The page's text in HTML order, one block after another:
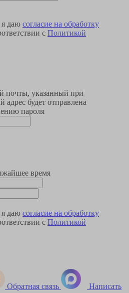
даю согласие на обработку
с Политикой
почты, указанный при
адрес будет отправлена
пароля
время
даю согласие на обработку
с Политикой
Обратная связь Написать